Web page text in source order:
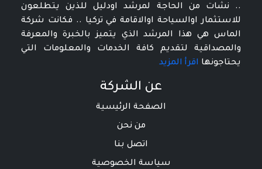
.. نشات من الحاجة لمرشد اودليل للذين يتطلعون
للاستثمار اوالسياحة اوالاقامة في تركيا .. فكانت شركة
الماس هي هذا المرشد الذي يتميز بالخبرة والمعرفة
والمصداقية لتقديم كافة الخدمات والمعلومات التي
يحتاجونها اقرأ المزيد
عن الشركة
الصفحة الرئيسية
من نحن
اتصل بنا
سياسة الخصوصية